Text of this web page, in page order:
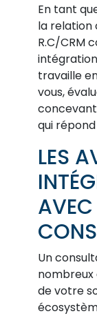
En tant
la relation
R.C/CRM
travaille
vous,
qui
LES
AVEC
Un
nombreux
de votre